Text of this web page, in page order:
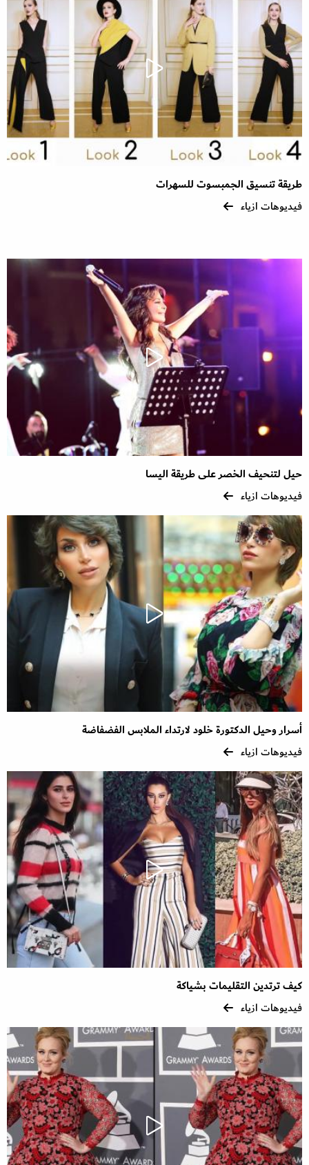
طريقة تنسيق الجمبسوت للسهرات
فيديوهات ازياء
حيل لتنحيف الخصر على طريقة اليسا
فيديوهات ازياء
أسرار وحيل الدكتورة خلود لارتداء الملابس الفضفاضة
فيديوهات ازياء
كيف ترتدين التقليمات بشياكة
فيديوهات ازياء